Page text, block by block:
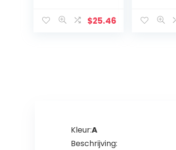
Religieuze Home
$25.46
Kleur:A
Beschrijving: